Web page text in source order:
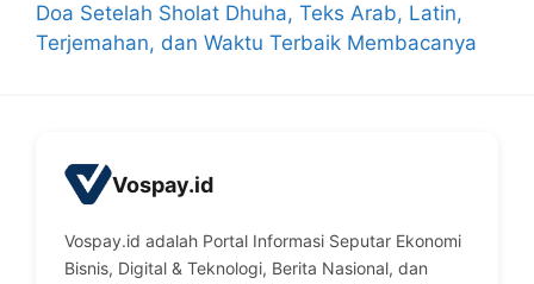
Doa Setelah Sholat Dhuha, Teks Arab, Latin,
Terjemahan, dan Waktu Terbaik Membacanya
Vospay.id
Vospay.id adalah Portal Informasi Seputar Ekonomi
Bisnis, Digital & Teknologi, Berita Nasional, dan